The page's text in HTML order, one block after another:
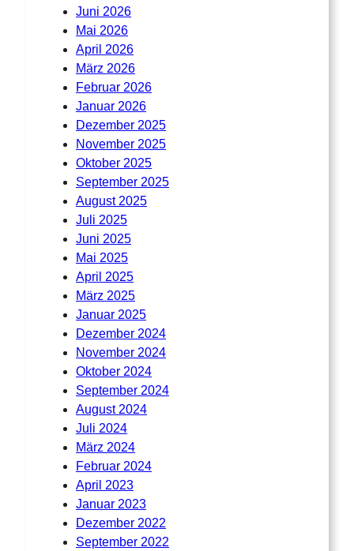
Juni 2026
Mai 2026
April 2026
März 2026
Februar 2026
Januar 2026
Dezember 2025
November 2025
Oktober 2025
September 2025
August 2025
Juli 2025
Juni 2025
Mai 2025
April 2025
März 2025
Januar 2025
Dezember 2024
November 2024
Oktober 2024
September 2024
August 2024
Juli 2024
März 2024
Februar 2024
April 2023
Januar 2023
Dezember 2022
September 2022